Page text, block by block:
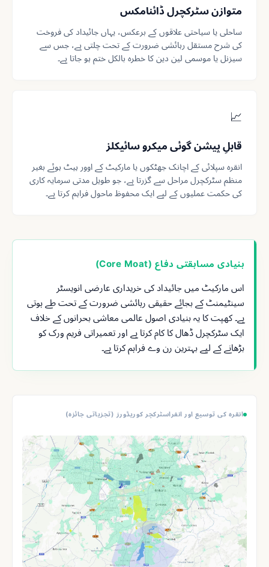
متوازن سٹرکچرل ڈائنامکس
ساحلی یا سیاحتی علاقوں کے برعکس، یہاں جائیداد کی فروخت
کی شرح مستقل رہائشی ضرورت کے تحت چلتی ہے، جس سے
سیزنل یا موسمی لین دین کا خطرہ بالکل ختم ہو جاتا ہے۔
📈
قابلِ پیشن گوئی میکرو سائیکلز
انقرہ سپلائی کے اچانک جھٹکوں یا مارکیٹ کے اوور ہیٹ ہوئے بغیر
منظم سٹرکچرل مراحل سے گزرتا ہے، جو طویل مدتی سرمایہ کاری
کی حکمت عملیوں کے لیے ایک محفوظ ماحول فراہم کرتا ہے۔
بنیادی مسابقتی دفاع (Core Moat)
اس مارکیٹ میں جائیداد کی خریداری عارضی انویسٹر
سینٹیمنٹ کے بجائے حقیقی رہائشی ضرورت کے تحت طے ہوتی
ہے۔ کھپت کا یہ بنیادی اصول عالمی معاشی بحرانوں کے خلاف
ایک سٹرکچرل ڈھال کا کام کرتا ہے اور تعمیراتی فریم ورک کو
بڑھانے کے لیے بہترین رن وے فراہم کرتا ہے۔
انقرہ کی توسیع اور انفراسٹرکچر کوریڈورز (تجزیاتی جائزہ)